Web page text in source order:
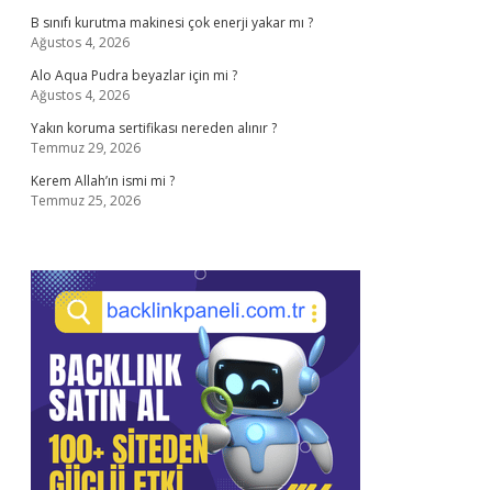
B sınıfı kurutma makinesi çok enerji yakar mı ?
Ağustos 4, 2026
Alo Aqua Pudra beyazlar için mi ?
Ağustos 4, 2026
Yakın koruma sertifikası nereden alınır ?
Temmuz 29, 2026
Kerem Allah’ın ismi mi ?
Temmuz 25, 2026